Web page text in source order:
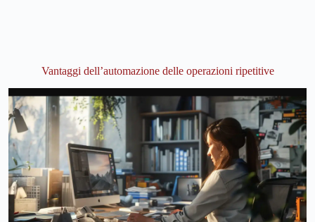
Vantaggi dell’automazione delle operazioni ripetitive